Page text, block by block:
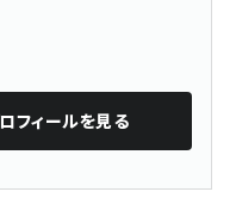
フィールを見る